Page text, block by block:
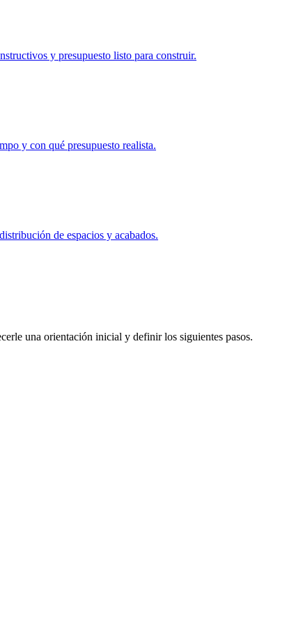
y presupuesto listo para construir.
y con qué presupuesto realista.
de espacios y acabados.
una orientación inicial y definir los siguientes pasos.